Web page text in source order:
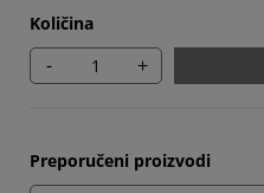
Količina
- +
Preporučeni proizvodi